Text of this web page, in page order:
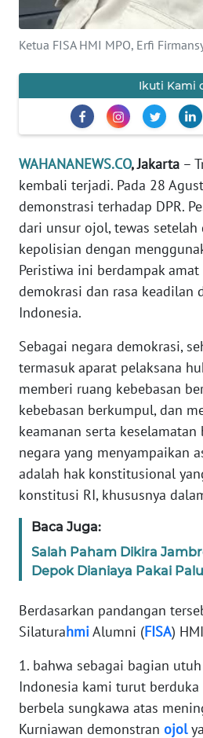
Ketua FISA HMI MPO, Erfi
Ikuti Kami
WAHANANEWS.CO, Jakarta –
kembali terjadi. Pada 28
demonstrasi terhadap DPR.
dari unsur ojol, tewas
kepolisian dengan
Peristiwa ini berdampak
demokrasi dan rasa keadilan
Indonesia.
Sebagai negara demokrasi,
termasuk aparat pelaksana
memberi ruang kebebasan
kebebasan berkumpul, dan
keamanan serta
negara yang menyampaikan
adalah hak konstitusional
konstitusi RI, khususnya
Baca Juga:
Salah Paham Dikira
Depok Dianiaya Pakai Palu
Berdasarkan pandangan
SilaturahmiAlumni (FISA)
1. bahwa sebagai bagian
Indonesia kami turut
berbela sungkawa atas
Kurniawan demonstran ojol
INFO
TENTANG
PEDOMAN
MEDIA
SIBER
REDAKSI
KARIR
DISCLAIMER
Wahana
News
Regional
WN
SUMUT
WN
WN
JABAR
WN
WN
NTT
WN